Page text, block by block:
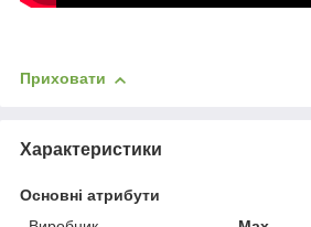
Приховати
Характеристики
Основні атрибути